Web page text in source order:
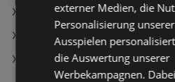
Aktuelle T&G Flugblätter
Aktuelle BILLA PLUS
Aktuelle PENNY Flugblätter
externer Medien, die
Personalisierung
Ausspielen
die Auswertung unserer
Werbekampagnen.